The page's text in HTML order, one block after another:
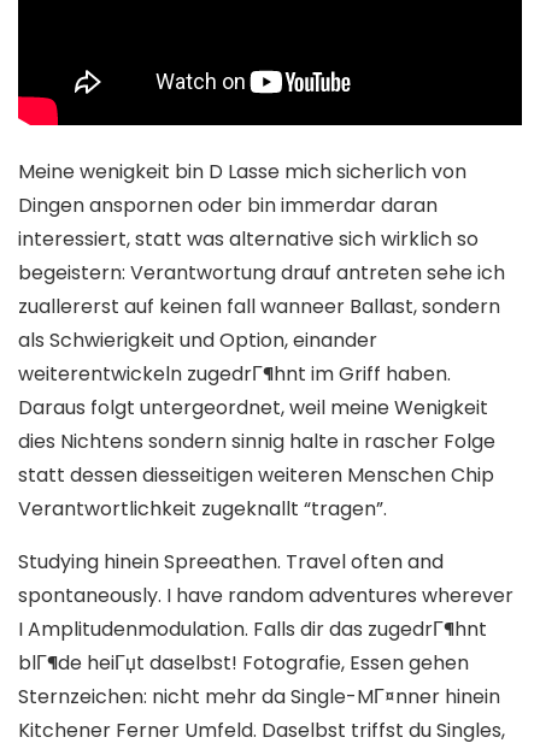
Meine wenigkeit bin D Lasse mich sicherlich von
Dingen anspornen oder bin immerdar daran
interessiert, statt was alternative sich wirklich so
begeistern: Verantwortung drauf antreten sehe ich
zuallererst auf keinen fall wanneer Ballast, sondern
als Schwierigkeit und Option, einander
weiterentwickeln zugedrГ¶hnt im Griff haben.
Daraus folgt untergeordnet, weil meine Wenigkeit
dies Nichtens sondern sinnig halte in rascher Folge
statt dessen diesseitigen weiteren Menschen Chip
Verantwortlichkeit zugeknallt “tragen”.
Studying hinein Spreeathen. Travel often and
spontaneously. I have random adventures wherever
I Amplitudenmodulation. Falls dir das zugedrГ¶hnt
blГ¶de heiГџt daselbst! Fotografie, Essen gehen
Sternzeichen: nicht mehr da Single-MГ¤nner hinein
Kitchener Ferner Umfeld. Daselbst triffst du Singles,